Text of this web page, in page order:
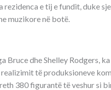
rezidenca e tij e fundit, duke
muzikore në botë.
Bruce dhe Shelley Rodgers,
të produksioneve
380 figurantë të veshur si